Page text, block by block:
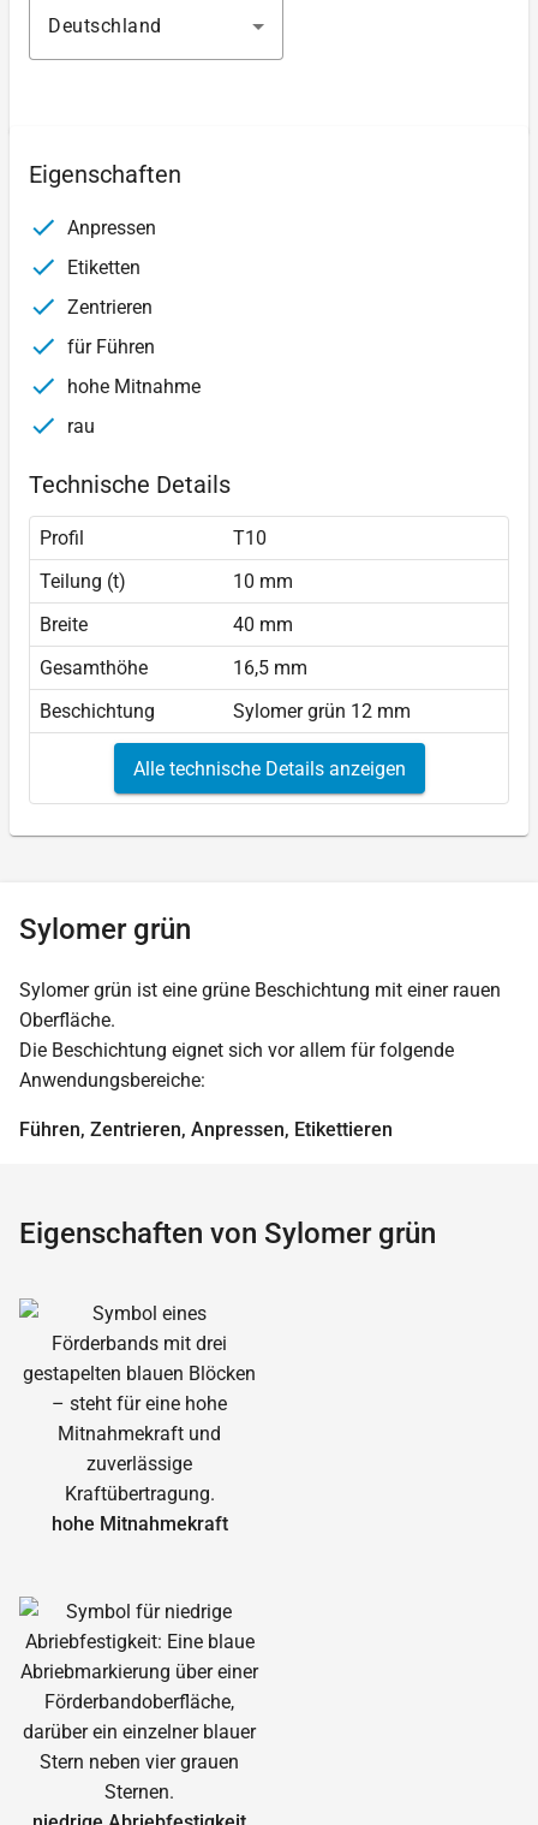
Deutschland
Eigenschaften
Anpressen
Etiketten
Zentrieren
für Führen
hohe Mitnahme
rau
Technische Details
Profil
T10
Teilung (t)
10 mm
Breite
40 mm
Gesamthöhe
16,5 mm
Beschichtung
Sylomer grün 12 mm
Alle technische Details anzeigen
Sylomer grün
Sylomer grün ist eine grüne Beschichtung mit einer rauen
Oberfläche.
Die Beschichtung eignet sich vor allem für folgende
Anwendungsbereiche:
Führen, Zentrieren, Anpressen, Etikettieren
Eigenschaften von Sylomer grün
hohe Mitnahmekraft